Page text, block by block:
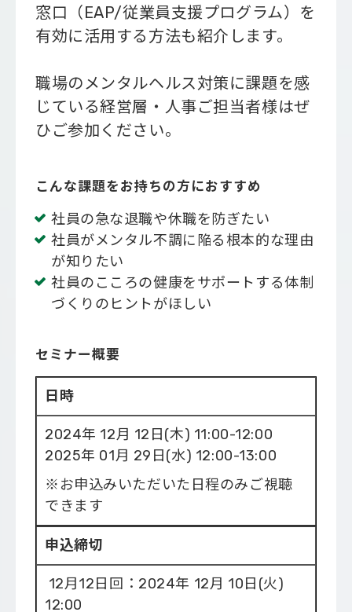
窓口（EAP/従業員支援プログラム）を
有効に活用する方法も紹介します。
職場のメンタルヘルス対策に課題を感
じている経営層・人事ご担当者様はぜ
ひご参加ください。
こんな課題をお持ちの方におすすめ
社員の急な退職や休職を防ぎたい
社員がメンタル不調に陥る根本的な理由
が知りたい
社員のこころの健康をサポートする体制
づくりのヒントがほしい
セミナー概要
日時
2024年 12月 12日(木) 11:00-12:00
2025年 01月 29日(水) 12:00-13:00
※お申込みいただいた日程のみご視聴
できます
申込締切
12月12日回：2024年 12月 10日(火)
12:00